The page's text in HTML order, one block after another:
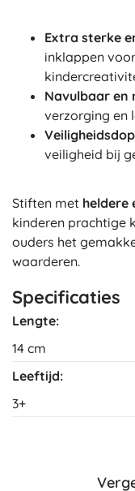
Extra sterke
inklappen
Navulbaar en
verzorging en
Veiligheidsdop
veiligheid bij
Stiften met heldere
kinderen prachtige
ouders het
waarderen.
Specificaties
Lengte:
14 cm
Leeftijd:
3+